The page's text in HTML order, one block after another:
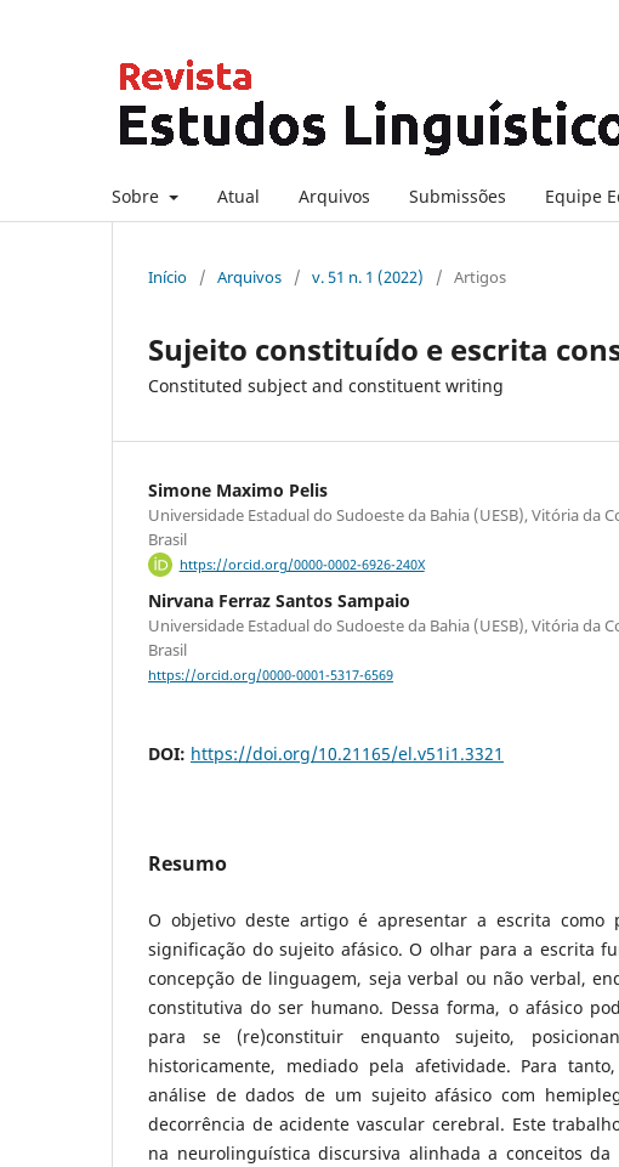
Sobre Atual Arquivos Submissões Equipe
Início / Arquivos / v. 51 n. 1 (2022) / Artigos
Sujeito constituído e escrita
Constituted subject and constituent writing
Simone Maximo Pelis
Universidade Estadual do Sudoeste da Bahia (UESB), Vitória da
Brasil
https://orcid.org/0000-0002-6926-240X
Nirvana Ferraz Santos Sampaio
Universidade Estadual do Sudoeste da Bahia (UESB), Vitória da
Brasil
https://orcid.org/0000-0001-5317-6569
DOI: https://doi.org/10.21165/el.v51i1.3321
Resumo
O objetivo deste artigo é apresentar a escrita como
significação do sujeito afásico. O olhar para a escrita
concepção de linguagem, seja verbal ou não verbal,
constitutiva do ser humano. Dessa forma, o afásico
para se (re)constituir enquanto sujeito,
historicamente, mediado pela afetividade. Para
análise de dados de um sujeito afásico com
decorrência de acidente vascular cerebral. Este
na neurolinguística discursiva alinhada a conceitos